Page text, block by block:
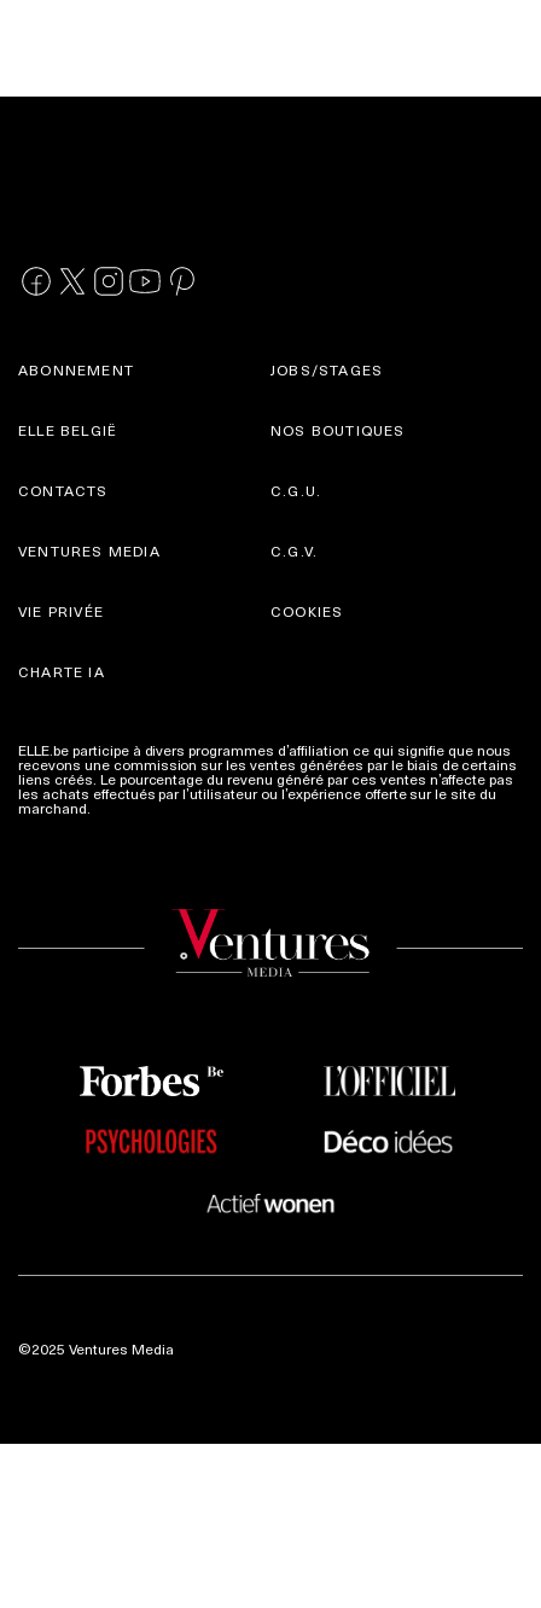
ABONNEMENT
ELLE BELGIË
JOBS/STAGES
NOS BOUTIQUES
CONTACTS
VENTURES MEDIA
C.G.U.
C.G.V.
VIE PRIVÉE
CHARTE IA
COOKIES
ELLE.be participe à divers programmes d’affiliation ce qui signifie que nous
recevons une commission sur les ventes générées par le biais de certains
liens créés. Le pourcentage du revenu généré par ces ventes n’affecte pas
les achats effectués par l’utilisateur ou l’expérience offerte sur le site du
marchand. Plus d'infos
©2025 Ventures Media